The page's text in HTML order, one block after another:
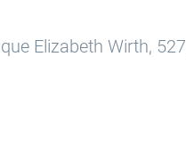
Elizabeth Wirth,